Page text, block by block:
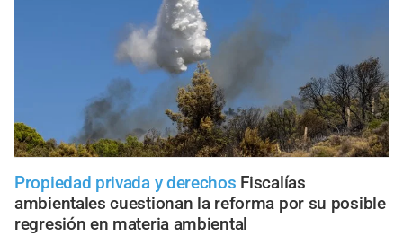
Propiedad privada y derechos Fiscalías
ambientales cuestionan la reforma por su posible
regresión en materia ambiental